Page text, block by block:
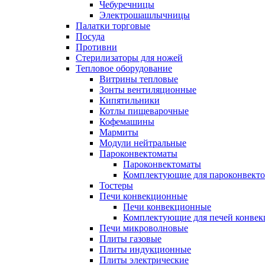
Чебуречницы
Электрошашлычницы
Палатки торговые
Посуда
Противни
Стерилизаторы для ножей
Тепловое оборудование
Витрины тепловые
Зонты вентиляционные
Кипятильники
Котлы пищеварочные
Кофемашины
Мармиты
Модули нейтральные
Пароконвектоматы
Пароконвектоматы
Комплектующие для
Тостеры
Печи конвекционные
Печи конвекционные
Комплектующие для печей
Печи микроволновые
Плиты газовые
Плиты индукционные
Плиты электрические